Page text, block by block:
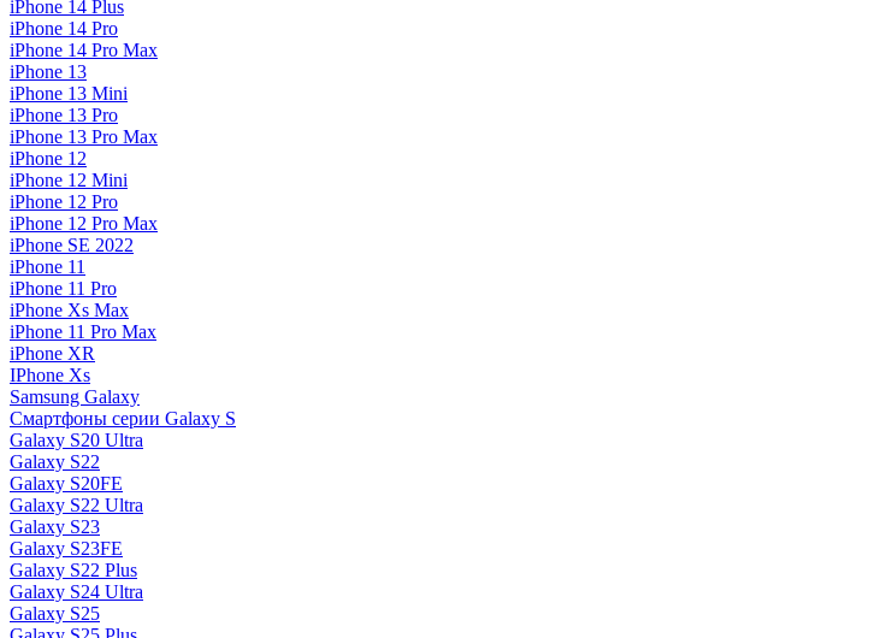
iPhone 14 Plus
iPhone 14 Pro
iPhone 14 Pro Max
iPhone 13
iPhone 13 Mini
iPhone 13 Pro
iPhone 13 Pro Max
iPhone 12
iPhone 12 Mini
iPhone 12 Pro
iPhone 12 Pro Max
iPhone SE 2022
iPhone 11
iPhone 11 Pro
iPhone Xs Max
iPhone 11 Pro Max
iPhone XR
IPhone Xs
Samsung Galaxy
Смартфоны серии Galaxy S
Galaxy S20 Ultra
Galaxy S22
Galaxy S20FE
Galaxy S22 Ultra
Galaxy S23
Galaxy S23FE
Galaxy S22 Plus
Galaxy S24 Ultra
Galaxy S25